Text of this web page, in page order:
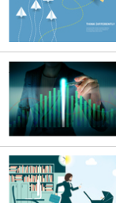
2020/11/20
2020/10/30